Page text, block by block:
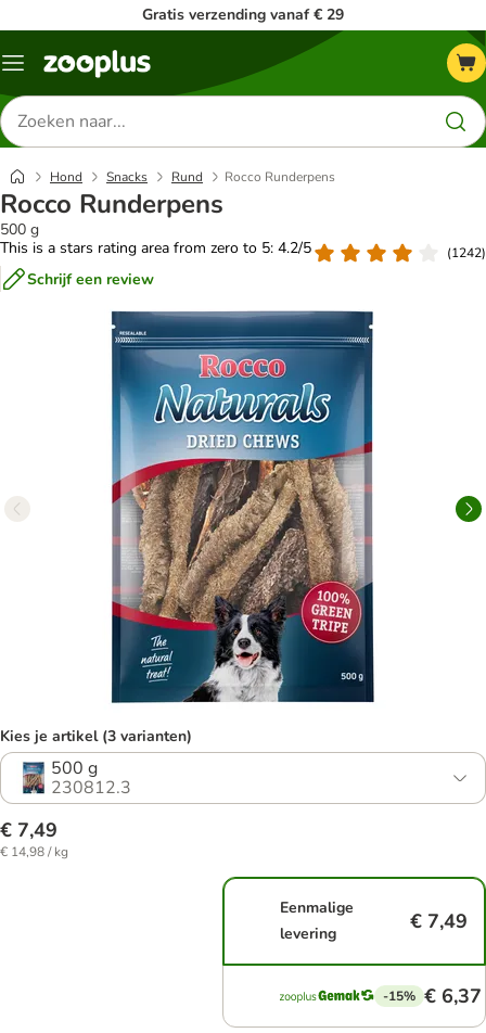
Gratis verzending vanaf € 29
Menu
Zoeken
naar
producten
Hond Snacks Rund Rocco Runderpens
Rocco Runderpens
500 g
This is a stars rating area from zero to 5: 4.2/5
(1242)
Schrijf een review
Kies je artikel (3 varianten)
500 g
230812.3
€ 7,49
€ 14,98 / kg
Eenmalige
levering
€ 7,49
-15% € 6,37